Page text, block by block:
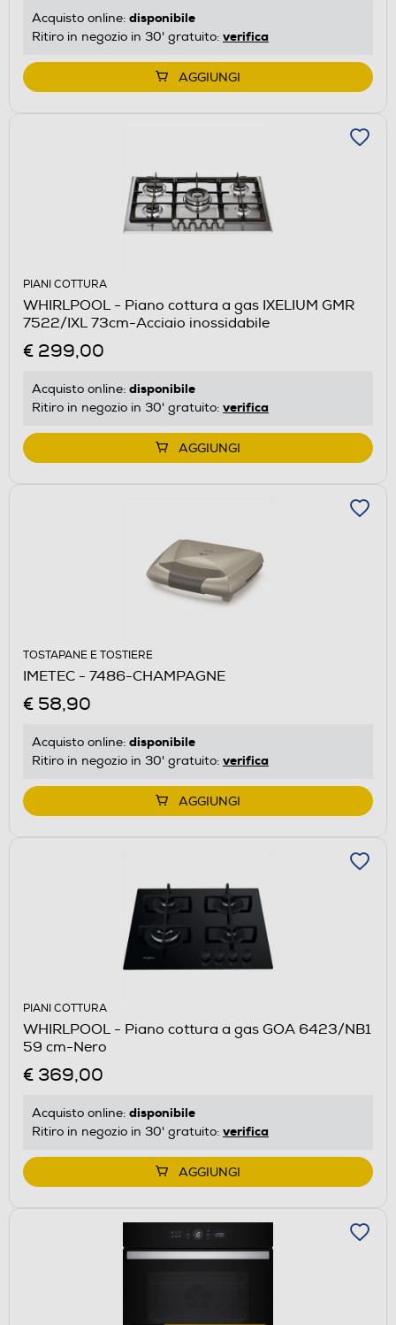
Acquisto online: disponibile
Ritiro in negozio in 30' gratuito: verifica
AGGIUNGI
PIANI COTTURA
WHIRLPOOL - Piano cottura a gas IXELIUM GMR
7522/IXL 73cm-Acciaio inossidabile
€ 299,00
Acquisto online: disponibile
Ritiro in negozio in 30' gratuito: verifica
AGGIUNGI
TOSTAPANE E TOSTIERE
IMETEC - 7486-CHAMPAGNE
€ 58,90
Acquisto online: disponibile
Ritiro in negozio in 30' gratuito: verifica
AGGIUNGI
PIANI COTTURA
WHIRLPOOL - Piano cottura a gas GOA 6423/NB1
59 cm-Nero
€ 369,00
Acquisto online: disponibile
Ritiro in negozio in 30' gratuito: verifica
AGGIUNGI